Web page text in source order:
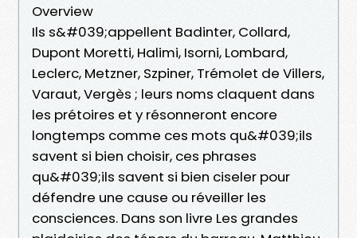
Overview
Ils s&#039;appellent Badinter, Collard,
Dupont Moretti, Halimi, Isorni, Lombard,
Leclerc, Metzner, Szpiner, Trémolet de Villers,
Varaut, Vergès ; leurs noms claquent dans
les prétoires et y résonneront encore
longtemps comme ces mots qu&#039;ils
savent si bien choisir, ces phrases
qu&#039;ils savent si bien ciseler pour
défendre une cause ou réveiller les
consciences. Dans son livre Les grandes